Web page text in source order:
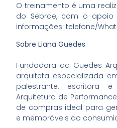
O treinamento é uma
do Sebrae, com o apoio
informações: telefone/
Sobre Liana Guedes
Fundadora da Guedes
arquiteta especializada
palestrante, escritora
Arquitetura de
de compras ideal para
e memoráveis ao